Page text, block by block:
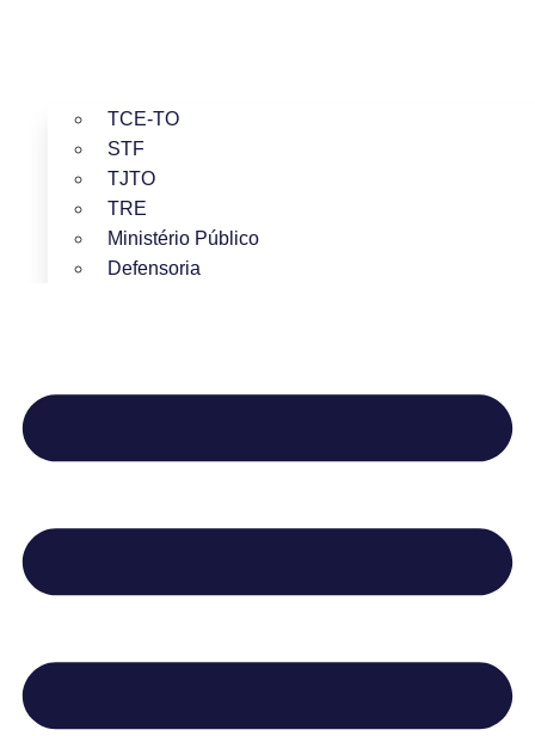
TCE-TO
STF
TJTO
TRE
Ministério Público
Defensoria